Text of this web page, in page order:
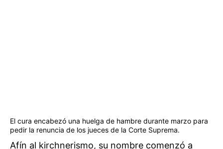
El cura encabezó una huelga de hambre durante marzo para
pedir la renuncia de los jueces de la Corte Suprema.
Afín al kirchnerismo, su nombre comenzó a